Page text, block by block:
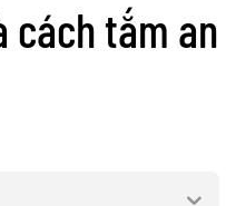
cách tắm an